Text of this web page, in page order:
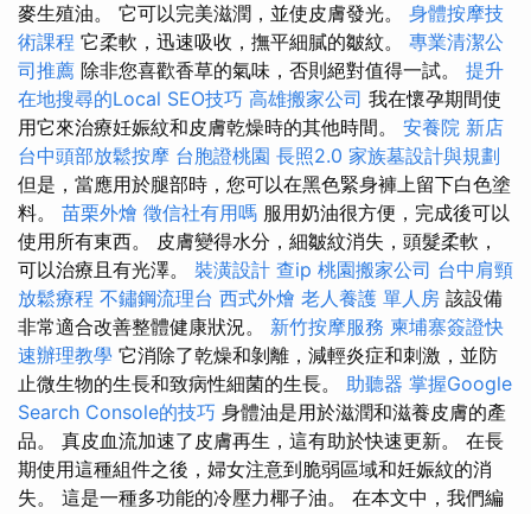
麥生殖油。 它可以完美滋潤，並使皮膚發光。 身體按摩技
術課程 它柔軟，迅速吸收，撫平細膩的皺紋。 專業清潔公
司推薦 除非您喜歡香草的氣味，否則絕對值得一試。 提升
在地搜尋的Local SEO技巧 高雄搬家公司 我在懷孕期間使
用它來治療妊娠紋和皮膚乾燥時的其他時間。 安養院 新店
台中頭部放鬆按摩 台胞證桃園 長照2.0 家族墓設計與規劃
但是，當應用於腿部時，您可以在黑色緊身褲上留下白色塗
料。 苗栗外燴 徵信社有用嗎 服用奶油很方便，完成後可以
使用所有東西。 皮膚變得水分，細皺紋消失，頭髮柔軟，
可以治療且有光澤。 裝潢設計 查ip 桃園搬家公司 台中肩頸
放鬆療程 不鏽鋼流理台 西式外燴 老人養護 單人房 該設備
非常適合改善整體健康狀況。 新竹按摩服務 柬埔寨簽證快
速辦理教學 它消除了乾燥和剝離，減輕炎症和刺激，並防
止微生物的生長和致病性細菌的生長。 助聽器 掌握Google
Search Console的技巧 身體油是用於滋潤和滋養皮膚的產
品。 真皮血流加速了皮膚再生，這有助於快速更新。 在長
期使用這種組件之後，婦女注意到脆弱區域和妊娠紋的消
失。 這是一種多功能的冷壓力椰子油。 在本文中，我們編